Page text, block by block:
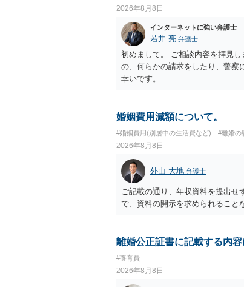
2026年8月8日
インターネットに強い弁護士
若井 亮 弁護士
初めまして。 ご相談内容を拝見
の、何らかの請求をしたり、警察
幸いです。
婚姻費用減額について。
#婚姻費用(別居中の生活費など) #離婚の
2026年8月8日
外山 大地 弁護士
ご記載の通り、年収資料を提出
で、資料の開示を求められること
離婚公正証書に記載する内
#養育費
2026年8月8日